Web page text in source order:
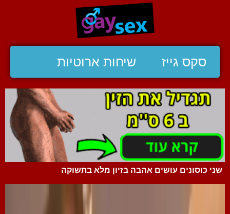
סקס גייז שיחות ארוטיות
שני כוסונים עושים אהבה בזיון מלא בתשוקה